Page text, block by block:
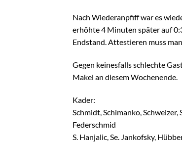
Nach Wiederanpfiff war es
erhöhte 4 Minuten später auf
Endstand. Attestieren muss
Gegen keinesfalls schlechte
Makel an diesem Wochenende.
Kader:
Schmidt, Schimanko, Schweizer,
Federschmid
S. Hanjalic, Se. Jankofsky,